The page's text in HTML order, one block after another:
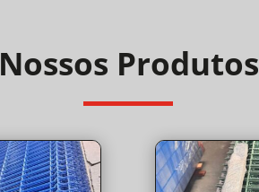
Nossos Produtos